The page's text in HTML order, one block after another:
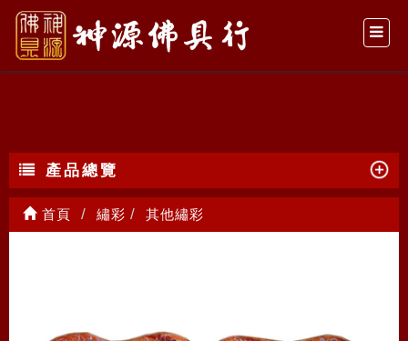
其他繡彩
產品總覽
首頁 繡彩 其他繡彩